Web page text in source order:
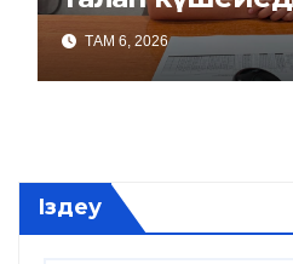
ТАМ 6, 2026
Іздеу